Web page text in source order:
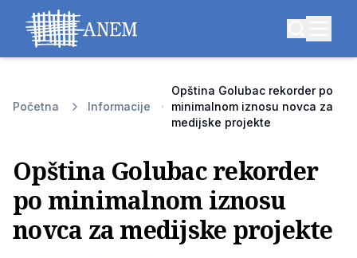
Početna Informacije
Opština Golubac rekorder po
minimalnom iznosu novca za
medijske projekte
Opština Golubac rekorder
po minimalnom iznosu
novca za medijske projekte